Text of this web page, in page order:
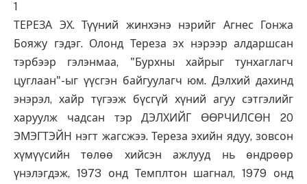
1
ТЕРЕЗА ЭХ. Түүний жинхэнэ нэрийг Агнес Гонжа
Бояжу гэдэг. Олонд Тереза эх нэрээр алдаршсан
тэрбээр гэлэнмаа, "Бурхны хайрыг тунхаглагч
цуглаан"-ыг үүсгэн байгуулагч юм. Дэлхий дахинд
энэрэл, хайр түгээж бүсгүй хүний агуу сэтгэлийг
харуулж чадсан тэр ДЭЛХИЙГ ӨӨРЧИЛСӨН 20
ЭМЭГТЭЙН нэгт жагсжээ. Тереза эхийн ядуу, зовсон
хүмүүсийн төлөө хийсэн ажлууд нь өндрөөр
үнэлэгдэж, 1973 онд Темплтон шагнал, 1979 онд